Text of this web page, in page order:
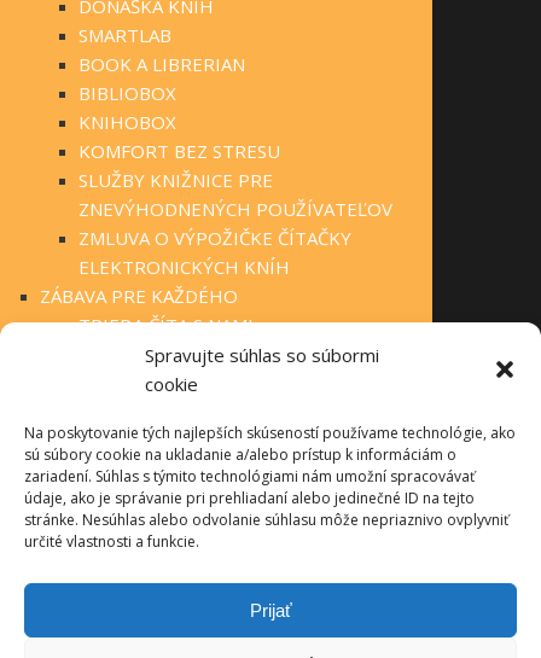
Spravujte súhlas so súbormi
cookie
Na poskytovanie tých najlepších skúseností používame technológie, ako
sú súbory cookie na ukladanie a/alebo prístup k informáciám o
zariadení. Súhlas s týmito technológiami nám umožní spracovávať
údaje, ako je správanie pri prehliadaní alebo jedinečné ID na tejto
stránke. Nesúhlas alebo odvolanie súhlasu môže nepriaznivo ovplyvniť
určité vlastnosti a funkcie.
Prijať
DONÁŠKA KNÍH
SMARTLAB
BOOK A LIBRERIAN
BIBLIOBOX
KNIHOBOX
KOMFORT BEZ STRESU
SLUŽBY KNIŽNICE PRE
ZNEVÝHODNENÝCH POUŽÍVATEĽOV
ZMLUVA O VÝPOŽIČKE ČÍTAČKY
ELEKTRONICKÝCH KNÍH
ZÁBAVA PRE KAŽDÉHO
TRIEDA ČÍTA S NAMI
KLUBOVÁ ČINNOSŤ
STÁLA PONUKA
OBECNÉ KNIŽNICE
MANIFEST O VEREJNÝCH KNIŽNICIACH
TLAČIVÁ PRE ČINNOSŤ KNIŽNÍC
INFOLIB
PRÍRODA NEPOZNÁ HRANICE
AKTUALITY